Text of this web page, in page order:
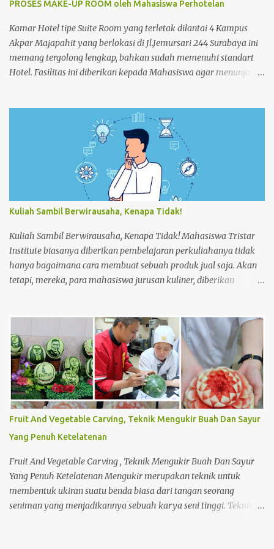
PROSES MAKE-UP ROOM oleh Mahasiswa Perhotelan
Kamar Hotel tipe Suite Room yang terletak dilantai 4 Kampus
Akpar Majapahit yang berlokasi di Jl.Jemursari 244 Surabaya ini
memang tergolong lengkap, bahkan sudah memenuhi standart
Hotel. Fasilitas ini diberikan kepada Mahasiswa agar menunjang
up Room dikamar Hotel Kampus Akpar Majapahit. Adapun
proses Make-up room adalah : 1. SET UP TROLLEY : Bersihkan
trolley menggunakan dust cloth dari atas ke bawah 2.
Masukkan perlengkapan kamar tamu dan peralatan kebersihan
3. Dorong trolley menuju kamar dengan benar 4. Letakan
trolley di depan kamar tamu 5. Ketok pintu dengan
mengucapkan “Housekeeping” max 3x 6. Buka pintu perlahan-
Kuliah Sambil Berwirausaha, Kenapa Tidak!
Kuliah Sambil Berwirausaha, Kenapa Tidak! Mahasiswa Tristar
Institute biasanya diberikan pembelajaran perkuliahanya tidak
hanya bagaimana cara membuat sebuah produk jual saja. Akan
tetapi, mereka, para mahasiswa jurusan kuliner, diberikan
bawah seperti usaha kecil menengah (UKM). Seperti halnya,
membuat perencanaan, strategi penjualan hingga perhitungan
harga produk dalam membuat sebuah produk jual. Saat mereka
masih menjadi mahasiswa, ada salah satu mata kuliah yang
mempelajari menjadi wirausahawan. Sekaligus mempraktikanya
langsung di lapangan. Sehingga mereka dapat merasakan
bagaimana menjadi seorang wirausahawan sebenarnya. Dan tak
sedikit, mahasiswa yang sudah mempelajari perkuliahan
tersebut ingin segera melakukannya sendiri. Meskipun mereka
masih berstatus mahasiswa di Tristar Institute, mereka berani
untuk menjual suatu produk hasi...
Fruit And Vegetable Carving, Teknik Mengukir Buah Dan Sayur
Yang Penuh Ketelatenan
Fruit And Vegetable Carving , Teknik Mengukir Buah Dan Sayur
Yang Penuh Ketelatenan Mengukir merupakan teknik untuk
membentuk ukiran suatu benda biasa dari tangan seorang
seniman yang menjadikannya sebuah karya seni tinggi. Teknik